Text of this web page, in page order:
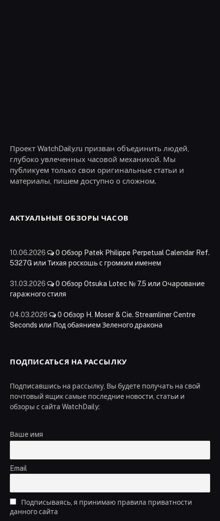
Проект WatchDaily.ru призван объединить людей,
глубоко увлеченных часовой механикой. Мы
публикуем только свои оригинальные статьи и
материалы, пишем доступно о сложном.
АКТУАЛЬНЫЕ ОБЗОРЫ ЧАСОВ
10.06.2026 0 Обзор Patek Philippe Perpetual Calendar Ref.
5327G или Тихая роскошь с громким именем
31.03.2026 0 Обзор Otsuka Lotec № 7.5 или Очарование
гаражного стиля
04.03.2026 0 Обзор H. Moser & Cie. Streamliner Centre
Seconds или Под обаянием Зеленого дракона
ПОДПИСАТЬСЯ НА РАССЫЛКУ
Подписавшись на рассылку, Вы будете получать на свой
почтовый ящик самые последние новости, статьи и
обзоры с сайта WatchDaily:
Ваше имя
Email
Подписываясь, я принимаю правила приватности
данного сайта